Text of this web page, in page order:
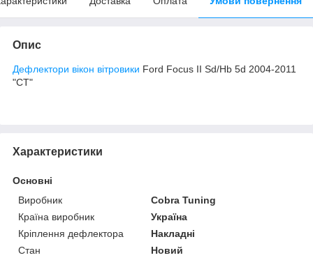
Опис
Дефлектори вікон вітровики Ford Focus II Sd/Hb 5d 2004-2011
"CT"
Характеристики
Основні
Виробник
Cobra Tuning
Країна виробник
Україна
Кріплення дефлектора
Накладні
Стан
Новий